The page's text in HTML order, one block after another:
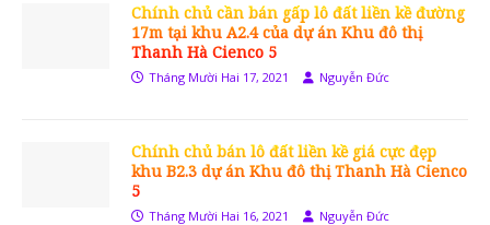
Chính chủ cần bán gấp lô đất liền kề đường
17m tại khu A2.4 của dự án Khu đô thị
Thanh Hà Cienco 5
Tháng Mười Hai 17, 2021 Nguyễn Đức
Chính chủ bán lô đất liền kề giá cực đẹp
khu B2.3 dự án Khu đô thị Thanh Hà Cienco
5
Tháng Mười Hai 16, 2021 Nguyễn Đức